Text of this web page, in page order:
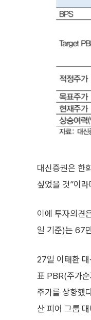
대신증권은 한
싶었을 것”이
이에 투자의견
일 기준)는 67
27일 이태환
표 PBR(주가
주가를 상향했
산 피어 그룹